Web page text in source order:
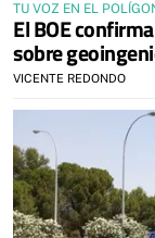
TU VOZ EN EL
El BOE
sobre
VICENTE REDONDO